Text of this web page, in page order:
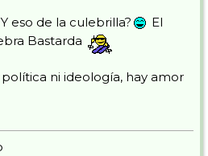
eso de la culebrilla?
El
Bastarda
ni ideología, hay amor